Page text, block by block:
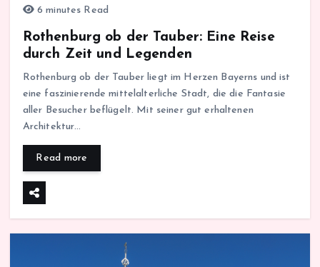
6 minutes Read
Rothenburg ob der Tauber: Eine Reise
durch Zeit und Legenden
Rothenburg ob der Tauber liegt im Herzen Bayerns und ist
eine faszinierende mittelalterliche Stadt, die die Fantasie
aller Besucher beflügelt. Mit seiner gut erhaltenen
Architektur…
Read more